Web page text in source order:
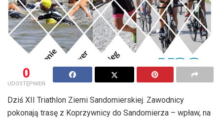
0
UDOSTĘPNIEŃ
Dziś XII Triathlon Ziemi Sandomierskiej. Zawodnicy
pokonają trasę z Koprzywnicy do Sandomierza – wpław, na